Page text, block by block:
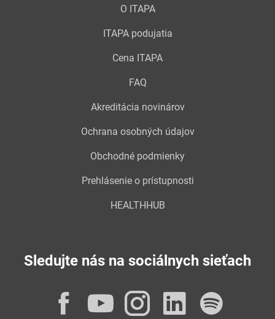
O ITAPA
ITAPA podujatia
Cena ITAPA
FAQ
Akreditácia novinárov
Ochrana osobných údajov
Obchodné podmienky
Prehlásenie o prístupnosti
HEALTHHUB
Sledujte nás na sociálnych sieťach
Facebook
YouTube
Instagram